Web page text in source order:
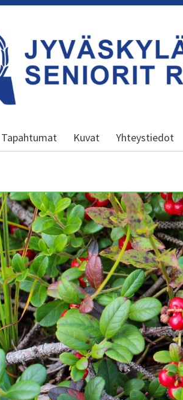
ry
Tapahtumat Kuvat Yhteystiedot